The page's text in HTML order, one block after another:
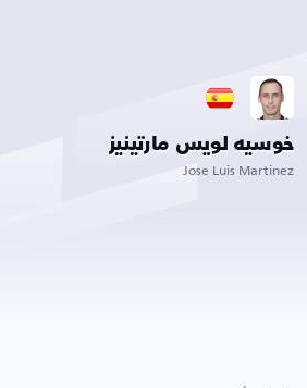
خوسيه لويس مارتينيز
Jose Luis Martinez